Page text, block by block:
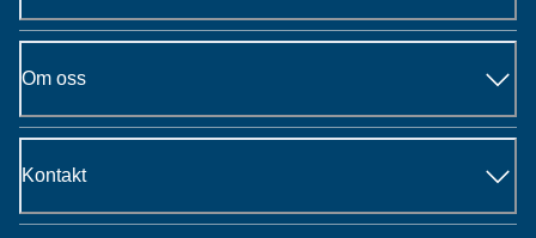
Om oss
Kontakt